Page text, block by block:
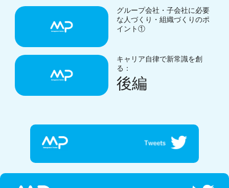
グループ会社・子会社に必要
な人づくり・組織づくりのポ
イント①
キャリア自律で新常識を創
る：
後編